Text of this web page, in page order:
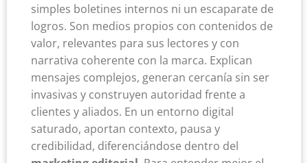
simples boletines internos ni un escaparate de
logros. Son medios propios con contenidos de
valor, relevantes para sus lectores y con
narrativa coherente con la marca. Explican
mensajes complejos, generan cercanía sin ser
invasivas y construyen autoridad frente a
clientes y aliados. En un entorno digital
saturado, aportan contexto, pausa y
credibilidad, diferenciándose dentro del